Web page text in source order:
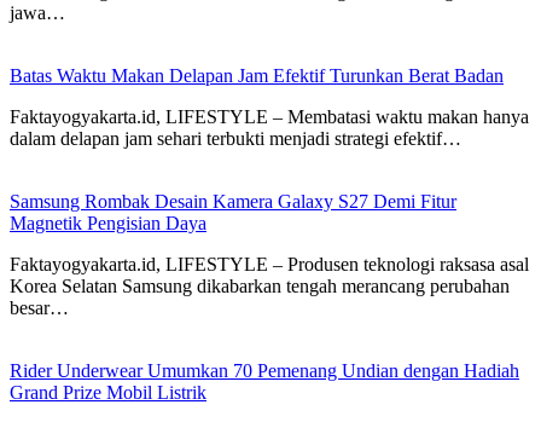
jawa…
Batas Waktu Makan Delapan Jam Efektif Turunkan Berat Badan
Faktayogyakarta.id, LIFESTYLE – Membatasi waktu makan hanya
dalam delapan jam sehari terbukti menjadi strategi efektif…
Samsung Rombak Desain Kamera Galaxy S27 Demi Fitur
Magnetik Pengisian Daya
Faktayogyakarta.id, LIFESTYLE – Produsen teknologi raksasa asal
Korea Selatan Samsung dikabarkan tengah merancang perubahan
besar…
Rider Underwear Umumkan 70 Pemenang Undian dengan Hadiah
Grand Prize Mobil Listrik